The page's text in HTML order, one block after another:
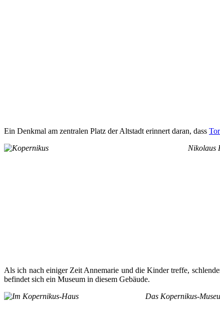
Ein Denkmal am zentralen Platz der Altstadt erinnert daran, dass
Nikolaus
Als ich nach einiger Zeit Annemarie und die Kinder treffe,
befindet sich ein Museum in diesem Gebäude.
Das Kopernikus-